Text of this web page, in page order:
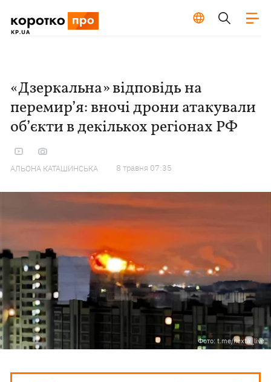
«Дзеркальна» відповідь на
перемир’я: вночі дрони атакували
об’єкти в декількох регіонах РФ
АЛЬОНА КАТАШИНСЬКА 8 травня 07:35
Фото: t.me/nexta_live